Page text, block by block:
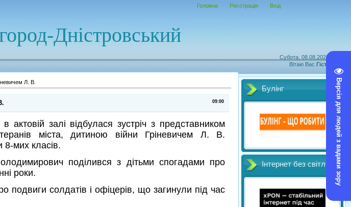
Версія для людей з вадами зору
Субота, 08.08.2026, 21:14
Вітаю Вас Гість
Дністровський
Головна Реєстрація Вхід
Л. В.
09:00
актовій залі відбулася зустріч з представником
міста, дитиною війни Гріневичем Л. В.
8-мих класів.
поділився з дітьми спогадами про
роки.
подвиги солдатів і офіцерів, що загинули під час
Булінг
Інтернет без світл